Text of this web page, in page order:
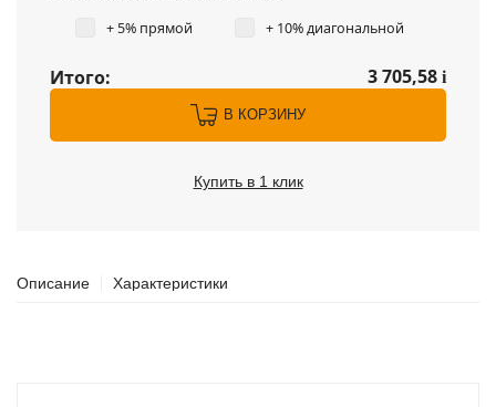
+ 5% прямой + 10% диагональной
Итого: 3 705,58 i
В КОРЗИНУ
Купить в 1 клик
Описание Характеристики